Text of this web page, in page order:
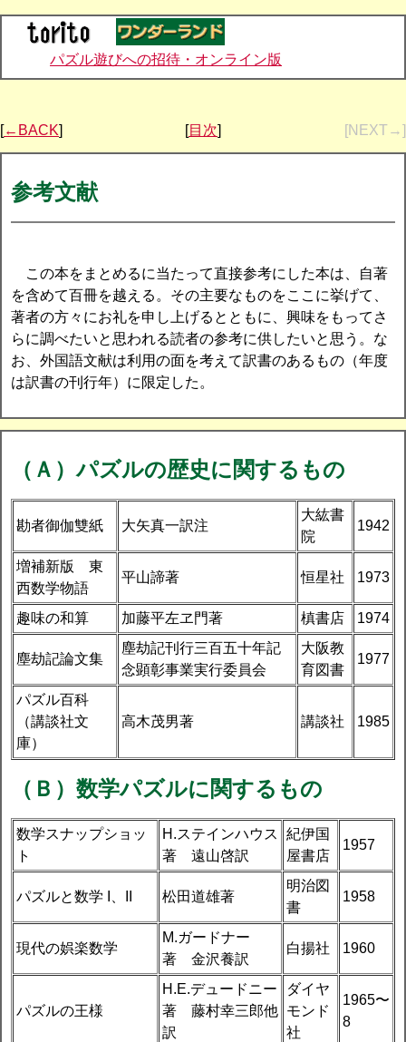
パズル遊びへの招待・オンライン版
[←BACK] [目次] [NEXT→]
参考文献
この本をまとめるに当たって直接参考にした本は、自著
を含めて百冊を越える。その主要なものをここに挙げて、
著者の方々にお礼を申し上げるとともに、興味をもってさ
らに調べたいと思われる読者の参考に供したいと思う。な
お、外国語文献は利用の面を考えて訳書のあるもの（年度
は訳書の刊行年）に限定した。
（Ａ）パズルの歴史に関するもの
勘者御伽雙紙 大矢真一訳注
大紘書
院
1942
増補新版 東
西数学物語
平山諦著 恒星社 1973
趣味の和算 加藤平左ヱ門著 槙書店 1974
塵劫記論文集
塵劫記刊行三百五十年記
念顕彰事業実行委員会
大阪教
育図書
1977
パズル百科
（講談社文
庫）
高木茂男著 講談社 1985
（Ｂ）数学パズルに関するもの
数学スナップショッ
ト
H.ステインハウス
著 遠山啓訳
紀伊国
屋書店
1957
パズルと数学 I、II 松田道雄著
明治図
書
1958
現代の娯楽数学
M.ガードナー
著 金沢養訳
白揚社 1960
パズルの王様
H.E.デュードニー
著 藤村幸三郎他
訳
ダイヤ
モンド
社
1965〜
8